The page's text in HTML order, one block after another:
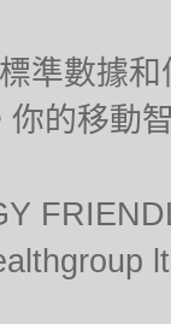
準數據
的移動